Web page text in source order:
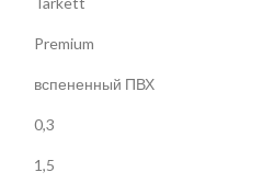
Premium
вспененный ПВХ
0,3
1,5